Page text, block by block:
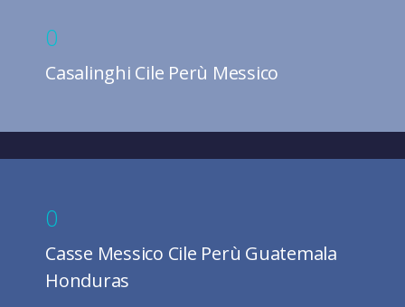
0
Casalinghi Cile Perù Messico
0
Casse Messico Cile Perù Guatemala
Honduras